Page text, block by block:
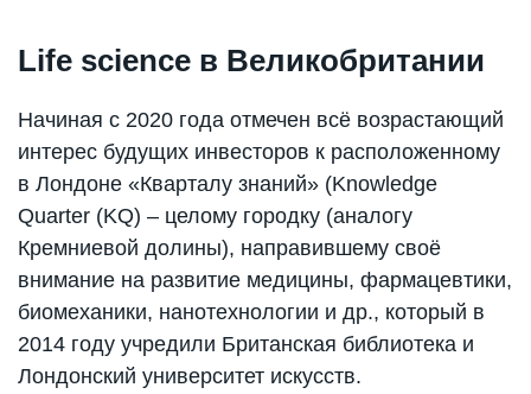
Life science в Великобритании
Начиная с 2020 года отмечен всё возрастающий
интерес будущих инвесторов к расположенному
в Лондоне «Кварталу знаний» (Knowledge
Quarter (KQ) – целому городку (аналогу
Кремниевой долины), направившему своё
внимание на развитие медицины, фармацевтики,
биомеханики, нанотехнологии и др., который в
2014 году учредили Британская библиотека и
Лондонский университет искусств.